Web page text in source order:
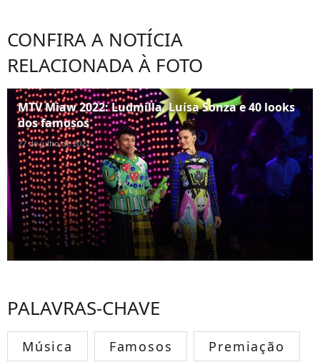
CONFIRA A NOTÍCIA
RELACIONADA À FOTO
MTV Miaw 2022: Ludmilla, Luísa Sonza e 40 looks
dos famosos
27 de julho de 2022
PALAVRAS-CHAVE
Música Famosos Premiação